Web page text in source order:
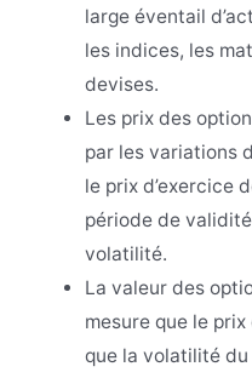
large éventail
les indices, les
devises.
Les prix des
par les variations
le prix d’exercice
période de
volatilité.
La valeur des
mesure que le
que la volatilité